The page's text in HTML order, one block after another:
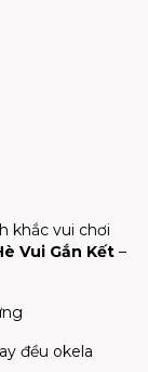
khắc vui chơi
Vui Gắn Kết –
đều okela